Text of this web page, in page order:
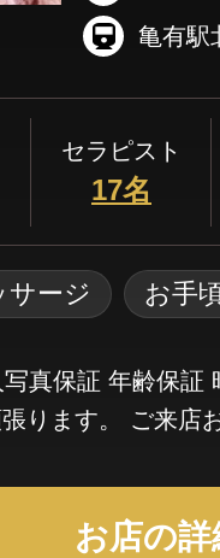
セラピスト
17名
サージ お手
真保証 年齢保証
ります。 ご来店
お店の